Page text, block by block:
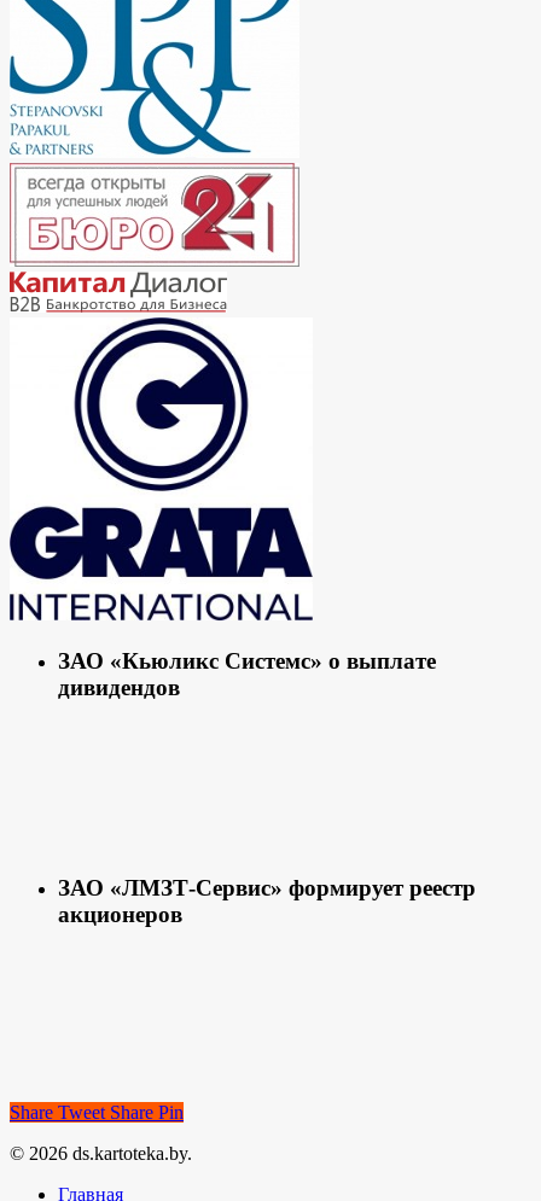
ЗАО «Кьюликс Системс» о выплате
дивидендов
ЗАО «ЛМЗТ-Сервис» формирует реестр
акционеров
Share Tweet Share Pin
© 2026 ds.kartoteka.by.
Главная